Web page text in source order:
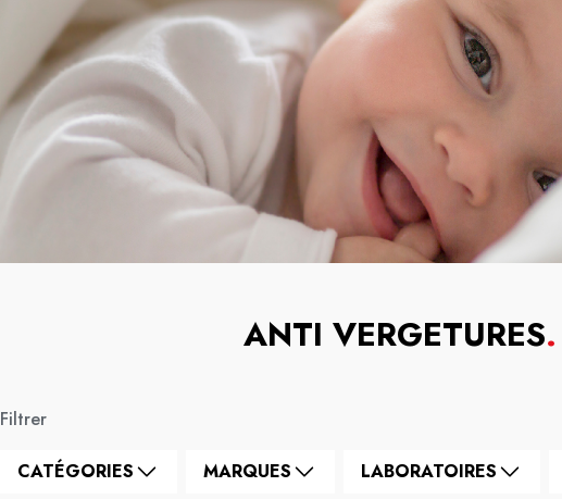
ANTI VERGETURES.
Filtrer
CATÉGORIES MARQUES LABORATOIRES